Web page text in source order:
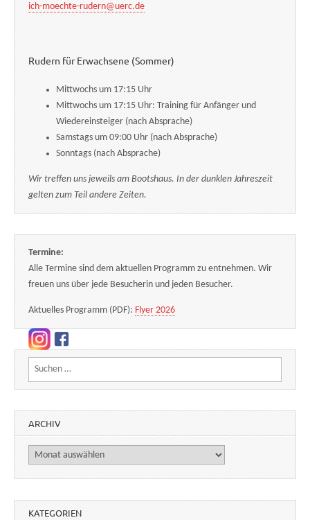
ich-moechte-rudern@uerc.de
Rudern für Erwachsene (Sommer)
Mittwochs um 17:15 Uhr
Mittwochs um 17:15 Uhr: Training für Anfänger und
Wiedereinsteiger (nach Absprache)
Samstags um 09:00 Uhr (nach Absprache)
Sonntags (nach Absprache)
Wir treffen uns jeweils am Bootshaus. In der dunklen Jahreszeit
gelten zum Teil andere Zeiten.
Termine:
Alle Termine sind dem aktuellen Programm zu entnehmen. Wir
freuen uns über jede Besucherin und jeden Besucher.
Aktuelles Programm (PDF): Flyer 2026
Suchen nach:
ARCHIV
Archiv
KATEGORIEN